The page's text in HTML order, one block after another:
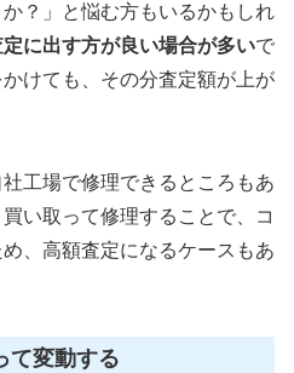
か？」と悩む方もいるかもしれ
に出す方が良い場合が多いで
けても、その分査定額が上が
工場で修理できるところもあ
い取って修理することで、コ
、高額査定になるケースもあ
て変動する